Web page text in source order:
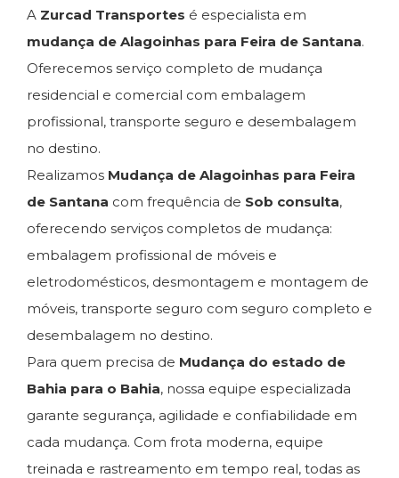
A Zurcad Transportes é especialista em
mudança de Alagoinhas para Feira de Santana.
Oferecemos serviço completo de mudança
residencial e comercial com embalagem
profissional, transporte seguro e desembalagem
no destino.
Realizamos Mudança de Alagoinhas para Feira
de Santana com frequência de Sob consulta,
oferecendo serviços completos de mudança:
embalagem profissional de móveis e
eletrodomésticos, desmontagem e montagem de
móveis, transporte seguro com seguro completo e
desembalagem no destino.
Para quem precisa de Mudança do estado de
Bahia para o Bahia, nossa equipe especializada
garante segurança, agilidade e confiabilidade em
cada mudança. Com frota moderna, equipe
treinada e rastreamento em tempo real, todas as